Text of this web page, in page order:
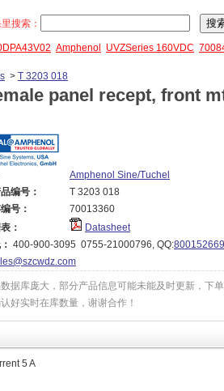
搜索：
Amphenol UVZSeries 160VDC
> T 3203 018
panel recept, front
Amphenol Sine/Tuchel
编号：
T 3203 018
号：
70013360
：
Datasheet
400-900-3095 0755-21000796, QQ:800152669
据库庞大，部分产品信息可能未能及时更新，下
好实时在库数量，谢谢合作！
5 A